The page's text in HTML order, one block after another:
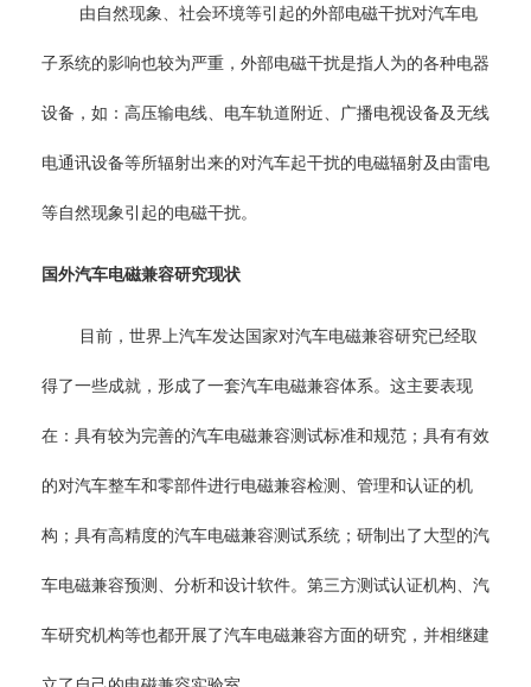
由自然现象、社会环境等引起的外部电磁干扰对汽车电
子系统的影响也较为严重，外部电磁干扰是指人为的各种电器
设备，如：高压输电线、电车轨道附近、广播电视设备及无线
电通讯设备等所辐射出来的对汽车起干扰的电磁辐射及由雷电
等自然现象引起的电磁干扰。
国外汽车电磁兼容研究现状
目前，世界上汽车发达国家对汽车电磁兼容研究已经取
得了一些成就，形成了一套汽车电磁兼容体系。这主要表现
在：具有较为完善的汽车电磁兼容测试标准和规范；具有有效
的对汽车整车和零部件进行电磁兼容检测、管理和认证的机
构；具有高精度的汽车电磁兼容测试系统；研制出了大型的汽
车电磁兼容预测、分析和设计软件。第三方测试认证机构、汽
车研究机构等也都开展了汽车电磁兼容方面的研究，并相继建